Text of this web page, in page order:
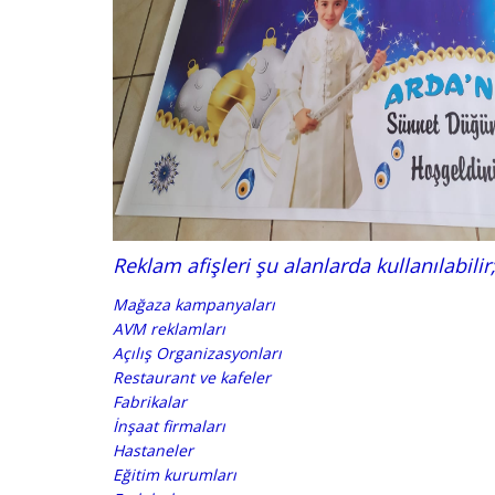
Reklam afişleri şu alanlarda kullanılabilir;
Mağaza kampanyaları
AVM reklamları
Açılış Organizasyonları
Restaurant ve kafeler
Fabrikalar
İnşaat firmaları
Hastaneler
Eğitim kurumları